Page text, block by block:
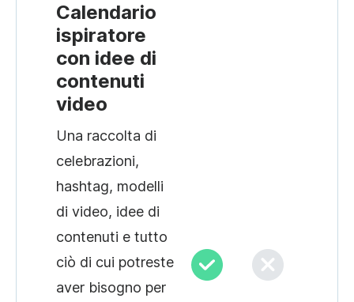
Calendario
ispiratore
con idee di
contenuti
video
Una raccolta di
celebrazioni,
hashtag, modelli
di video, idee di
contenuti e tutto
ciò di cui potreste
aver bisogno per